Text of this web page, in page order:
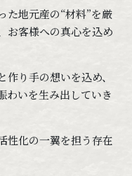
た地元産の“材料”を厳
お客様への真心を込め
り手の想いを込め、
わいを生み出していき
性化の一翼を担う存在